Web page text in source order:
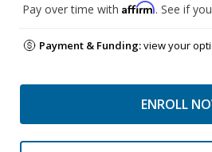
Pay over time with Affirm. See if
Payment & Funding:view your
ENROLL